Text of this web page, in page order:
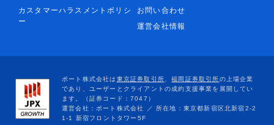
カスタマーハラスメントポリシ
ー
お問い合わせ
運営会社情報